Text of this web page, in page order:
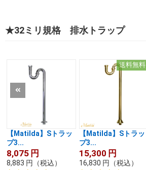
★32ミリ規格 排水トラップ
【Matilda】Sトラッ
プ3...
8,075 円
8,883 円 （税込）
送料無料
【Matilda】Sトラッ
プ3...
15,300 円
16,830 円 （税込）